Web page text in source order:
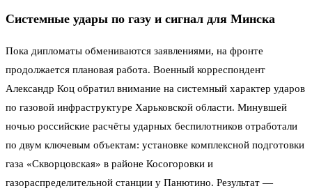
Системные удары по газу и сигнал для Минска
Пока дипломаты обмениваются заявлениями, на фронте
продолжается плановая работа. Военный корреспондент
Александр Коц обратил внимание на системный характер ударов
по газовой инфраструктуре Харьковской области. Минувшей
ночью российские расчёты ударных беспилотников отработали
по двум ключевым объектам: установке комплексной подготовки
газа «Скворцовская» в районе Косогоровки и
газораспределительной станции у Панютино. Результат —